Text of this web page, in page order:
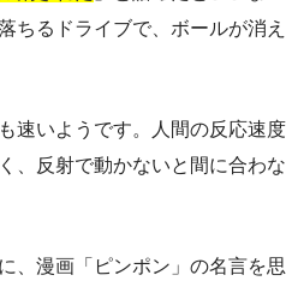
ちるドライブで、ボールが消え
速いようです。人間の反応速度
、反射で動かないと間に合わな
、漫画「ピンポン」の名言を思